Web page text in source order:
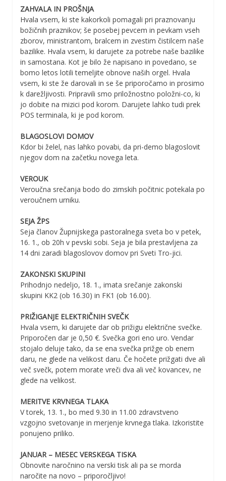
ZAHVALA IN PROŠNJA
Hvala vsem, ki ste kakorkoli pomagali pri praznovanju
božičnih praznikov; še posebej pevcem in pevkam vseh
zborov, ministrantom, bralcem in zvestim čistilcem naše
bazilike. Hvala vsem, ki darujete za potrebe naše bazilike
in samostana. Kot je bilo že napisano in povedano, se
bomo letos lotili temeljite obnove naših orgel. Hvala
vsem, ki ste že darovali in se še priporočamo in prosimo
k darežljivosti. Pripravili smo priložnostno položni-co, ki
jo dobite na mizici pod korom. Darujete lahko tudi prek
POS terminala, ki je pod korom.
BLAGOSLOVI DOMOV
Kdor bi želel, nas lahko povabi, da pri-demo blagoslovit
njegov dom na začetku novega leta.
VEROUK
Veroučna srečanja bodo do zimskih počitnic potekala po
veroučnem urniku.
SEJA ŽPS
Seja članov Župnijskega pastoralnega sveta bo v petek,
16. 1., ob 20h v pevski sobi. Seja je bila prestavljena za
14 dni zaradi blagoslovov domov pri Sveti Tro-jici.
ZAKONSKI SKUPINI
Prihodnjo nedeljo, 18. 1., imata srečanje zakonski
skupini KK2 (ob 16.30) in FK1 (ob 16.00).
PRIŽIGANJE ELEKTRIČNIH SVEČK
Hvala vsem, ki darujete dar ob prižigu električne svečke.
Priporočen dar je 0,50 €. Svečka gori eno uro. Vendar
stojalo deluje tako, da se ena svečka prižge ob enem
daru, ne glede na velikost daru. Če hočete prižgati dve ali
več svečk, potem morate vreči dva ali več kovancev, ne
glede na velikost.
MERITVE KRVNEGA TLAKA
V torek, 13. 1., bo med 9.30 in 11.00 zdravstveno
vzgojno svetovanje in merjenje krvnega tlaka. Izkoristite
ponujeno priliko.
JANUAR – MESEC VERSKEGA TISKA
Obnovite naročnino na verski tisk ali pa se morda
naročite na novo – priporočljivo!